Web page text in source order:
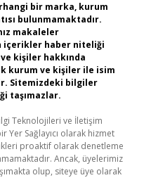
bir marka, kurum
bulunmamaktadır.
makaleler
içerikler haber niteliği
kişiler hakkında
kurum ve kişiler ile isim
Sitemizdeki bilgiler
taşımazlar.
Teknolojileri ve İletişim
Yer Sağlayıcı olarak hizmet
proaktif olarak denetleme
Ancak, üyelerimiz
olup, siteye üye olarak